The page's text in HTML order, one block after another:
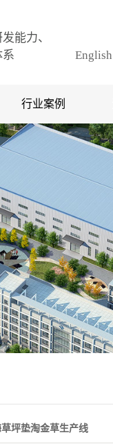
能力、
质量体系 English
行业案例
坪垫淘金草生产线